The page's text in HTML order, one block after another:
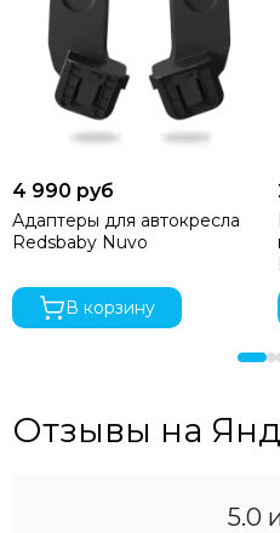
4 990 руб
Адаптеры для автокресла
Redsbaby Nuvo
В корзину
Отзывы на
5.0